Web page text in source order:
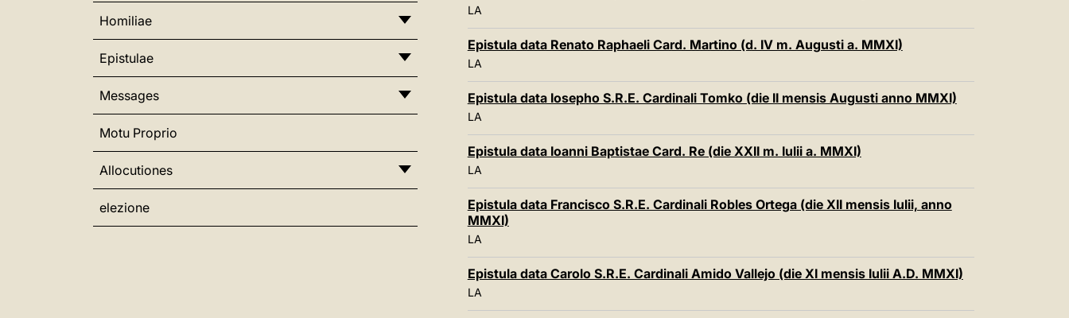
Homiliae
Epistulae
Messages
Motu Proprio
Allocutiones
elezione
LA
Epistula data Renato Raphaeli Card. Martino (d. IV m. Augusti a. MMXI)
LA
Epistula data Iosepho S.R.E. Cardinali Tomko (die II mensis Augusti anno MMXI)
LA
Epistula data Ioanni Baptistae Card. Re (die XXII m. Iulii a. MMXI)
LA
Epistula data Francisco S.R.E. Cardinali Robles Ortega (die XII mensis Iulii, anno
MMXI)
LA
Epistula data Carolo S.R.E. Cardinali Amido Vallejo (die XI mensis Iulii A.D. MMXI)
LA